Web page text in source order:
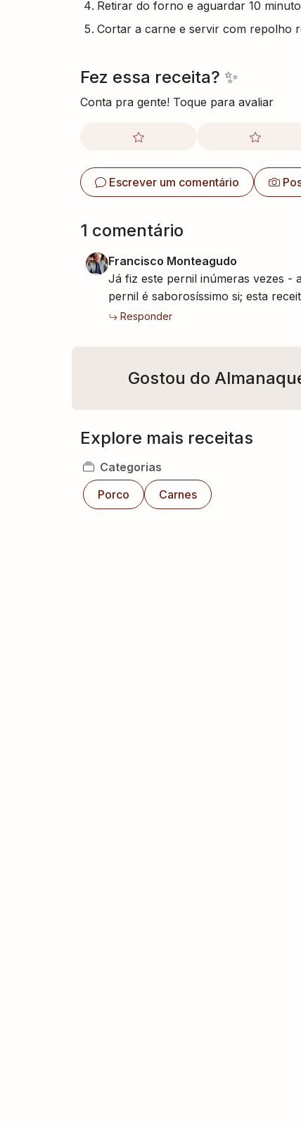
Retirar do forno e aguardar 10
Cortar a carne e servir com repolho
Fez essa receita? ✨
Conta pra gente! Toque para avaliar
Escrever um comentário
1 comentário
Francisco Monteagudo
Já fiz este pernil inúmeras vezes -
pernil é saborosíssimo si; esta
Responder
Gostou do
Explore mais receitas
Categorias
Porco
Carnes